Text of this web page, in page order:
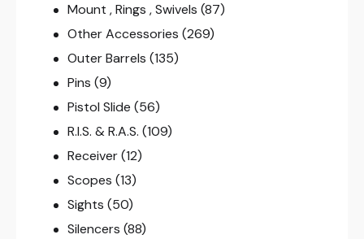
Mount , Rings , Swivels (87)
Other Accessories (269)
Outer Barrels (135)
Pins (9)
Pistol Slide (56)
R.I.S. & R.A.S. (109)
Receiver (12)
Scopes (13)
Sights (50)
Silencers (88)